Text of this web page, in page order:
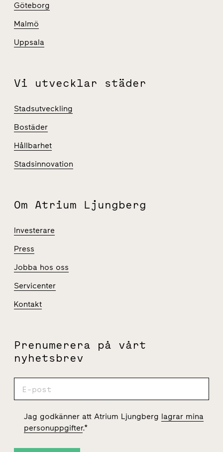
Göteborg
Malmö
Uppsala
Vi utvecklar städer
Stadsutveckling
Bostäder
Hållbarhet
Stadsinnovation
Om Atrium Ljungberg
Investerare
Press
Jobba hos oss
Servicenter
Kontakt
Prenumerera på vårt
nyhetsbrev
Jag godkänner att Atrium Ljungberg lagrar mina
personuppgifter.*